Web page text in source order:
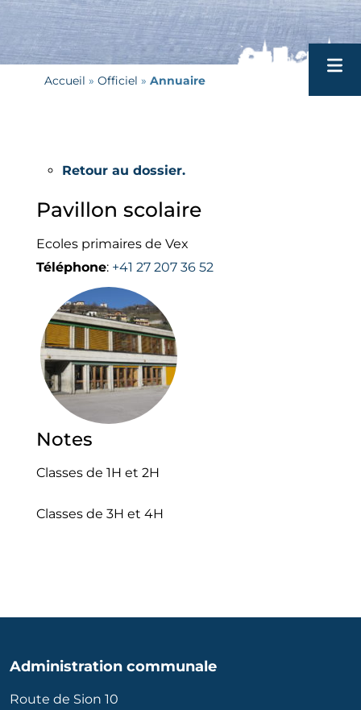
Accueil » Officiel » Annuaire
Retour au dossier.
Pavillon scolaire
Ecoles primaires de Vex
Téléphone: +41 27 207 36 52
Notes
Classes de 1H et 2H
Classes de 3H et 4H
Administration communale
Route de Sion 10